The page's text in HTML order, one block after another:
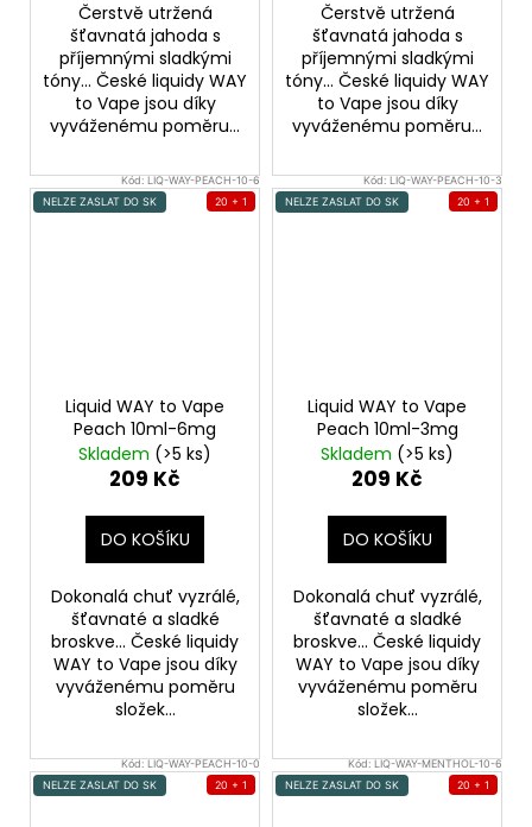
Čerstvě utržená
šťavnatá jahoda s
příjemnými sladkými
tóny... České liquidy WAY
to Vape jsou díky
vyváženému poměru...
Čerstvě utržená
šťavnatá jahoda s
příjemnými sladkými
tóny... České liquidy WAY
to Vape jsou díky
vyváženému poměru...
Kód: LIQ-WAY-PEACH-10-6
NELZE ZASLAT DO SK
20 + 1
Liquid WAY to Vape
Peach 10ml-6mg
Skladem (>5 ks)
209 Kč
DO KOŠÍKU
Dokonalá chuť vyzrálé,
šťavnaté a sladké
broskve... České liquidy
WAY to Vape jsou díky
vyváženému poměru
složek...
Kód: LIQ-WAY-PEACH-10-3
NELZE ZASLAT DO SK
20 + 1
Liquid WAY to Vape
Peach 10ml-3mg
Skladem (>5 ks)
209 Kč
DO KOŠÍKU
Dokonalá chuť vyzrálé,
šťavnaté a sladké
broskve... České liquidy
WAY to Vape jsou díky
vyváženému poměru
složek...
Kód:LIQ-WAY-PEACH-10-0
NELZE ZASLAT DO SK
20 + 1
Kód:LIQ-WAY-MENTHOL-10-6
NELZE ZASLAT DO SK
20 + 1